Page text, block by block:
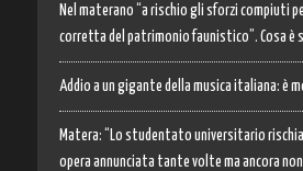
Nel materano “a rischio gli sforzi compiuti
corretta del patrimonio faunistico”. Cosa è
Addio a un gigante della musica italiana: è
Matera: “Lo studentato universitario rischia
opera annunciata tante volte ma ancora